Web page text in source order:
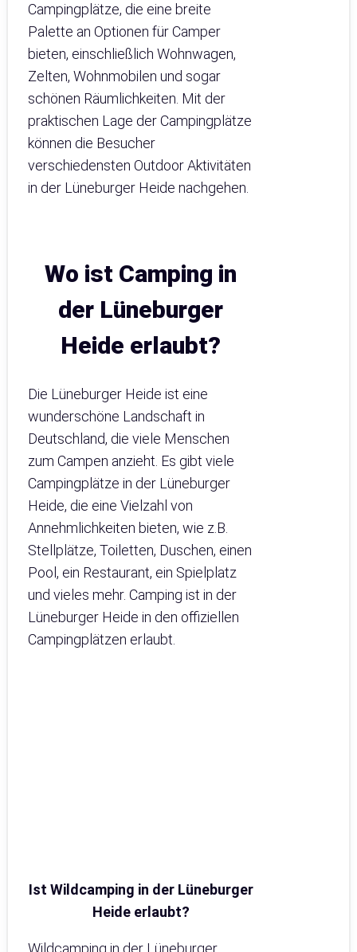
Campingplätze, die eine breite
Palette an Optionen für Camper
bieten, einschließlich Wohnwagen,
Zelten, Wohnmobilen und sogar
schönen Räumlichkeiten. Mit der
praktischen Lage der Campingplätze
können die Besucher
verschiedensten Outdoor Aktivitäten
in der Lüneburger Heide nachgehen.
Wo ist Camping in
der Lüneburger
Heide erlaubt?
Die Lüneburger Heide ist eine
wunderschöne Landschaft in
Deutschland, die viele Menschen
zum Campen anzieht. Es gibt viele
Campingplätze in der Lüneburger
Heide, die eine Vielzahl von
Annehmlichkeiten bieten, wie z.B.
Stellplätze, Toiletten, Duschen, einen
Pool, ein Restaurant, ein Spielplatz
und vieles mehr. Camping ist in der
Lüneburger Heide in den offiziellen
Campingplätzen erlaubt.
Ist Wildcamping in der Lüneburger
Heide erlaubt?
Wildcamping in der Lüneburger